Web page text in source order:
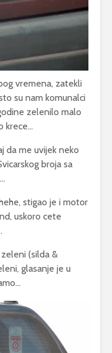
vremena, zatekli
su nam komunalci
zelenilo malo
krece…
da me uvijek neko
broja sa
stigao je i motor
uskoro cete
(silda &
glasanje je u